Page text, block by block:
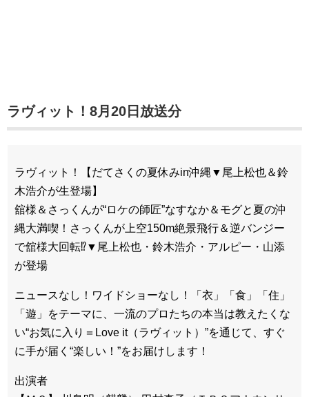
ラヴィット！8月20日放送分
ラヴィット！【だてさくの夏休みin沖縄▼尾上松也＆鈴
木浩介が生登場】
舘様＆さっくんが“ロケの師匠”なすなか＆モグと夏の沖
縄大満喫！さっくんが上空150m絶景飛行＆逆バンジー
で舘様大回転⁉▼尾上松也・鈴木浩介・アルピー・山添
が登場
ニュースなし！ワイドショーなし！「衣」「食」「住」
「遊」をテーマに、一流のプロたちの本当は教えたくな
い“お気に入り＝Love it（ラヴィット）”を通じて、すぐ
に手が届く“楽しい！”をお届けします！
出演者